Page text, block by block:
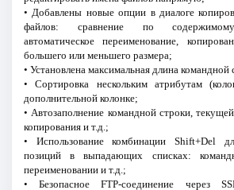
• Добавлены новые опции в диалоге
файлов: сравнение по содержимому,
автоматическое переименование,
большего или меньшего размера;
• Установлена максимальная длина командной
• Сортировка нескольким атрибутам
дополнительной колонке;
• Автозаполнение командной строки,
копирования и т.д.;
• Использование комбинации Shift+Del
позиций в выпадающих списках:
переименовании и т.д.;
• Безопасное FTP-соединение через